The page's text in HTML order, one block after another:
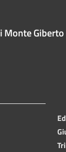
Monte Giberto